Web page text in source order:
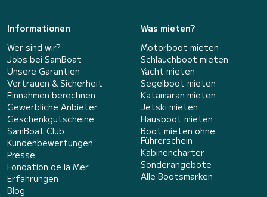
Informationen
Wer sind wir?
Jobs bei SamBoat
Unsere Garantien
Vertrauen & Sicherheit
Einnahmen berechnen
Gewerbliche Anbieter
Geschenkgutscheine
SamBoat Club
Kundenbewertungen
Presse
Fondation de la Mer
Erfahrungen
Blog
Was mieten?
Motorboot mieten
Schlauchboot mieten
Yacht mieten
Segelboot mieten
Katamaran mieten
Jetski mieten
Hausboot mieten
Boot mieten ohne
Führerschein
Kabinencharter
Sonderangebote
Alle Bootsmarken